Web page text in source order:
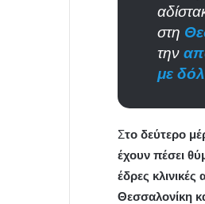
στη
την
με
Στο δεύτερο
έχουν πέσει
έδρες
Θεσσαλονίκη